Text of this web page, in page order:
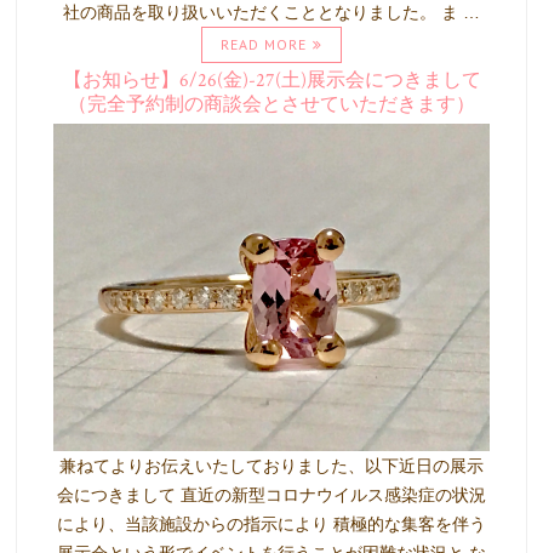
社の商品を取り扱いいただくこととなりました。 ま …
READ MORE
【お知らせ】6/26(金)-27(土)展示会につきまして
（完全予約制の商談会とさせていただきます）
兼ねてよりお伝えいたしておりました、以下近日の展示
会につきまして 直近の新型コロナウイルス感染症の状況
により、当該施設からの指示により 積極的な集客を伴う